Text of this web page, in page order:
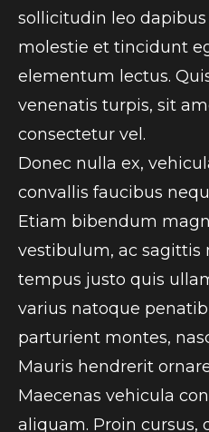
sollicitudin leo dapibus
molestie et tincidunt
elementum lectus.
venenatis turpis, sit
consectetur vel.
Donec nulla ex,
convallis faucibus
Etiam bibendum
vestibulum, ac sagittis
tempus justo quis
varius natoque
parturient montes,
Mauris hendrerit
Maecenas vehicula
aliquam. Proin cursus,